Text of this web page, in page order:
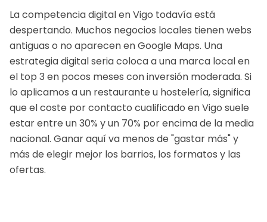
La competencia digital en Vigo todavía está
despertando. Muchos negocios locales tienen webs
antiguas o no aparecen en Google Maps. Una
estrategia digital seria coloca a una marca local en
el top 3 en pocos meses con inversión moderada. Si
lo aplicamos a un restaurante u hostelería, significa
que el coste por contacto cualificado enVigo suele
estar entre un 30% y un 70% por encima de la media
nacional. Ganar aquí va menos de "gastar más" y
más de elegir mejor los barrios, los formatos y las
ofertas.